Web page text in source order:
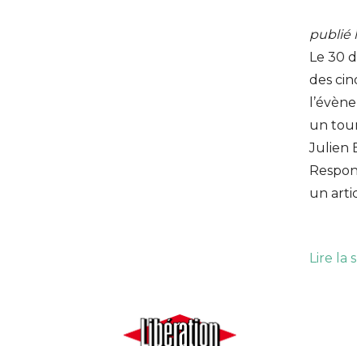
publié
Le 30
des
un
Julien
un
Lire la